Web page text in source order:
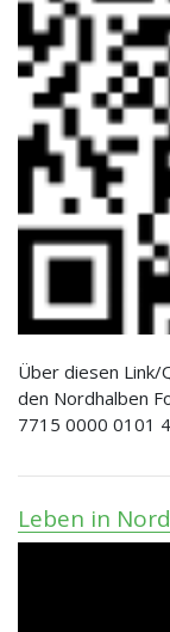
Über diesen Link/
den Nordhalben
7715 0000 0101
Leben in